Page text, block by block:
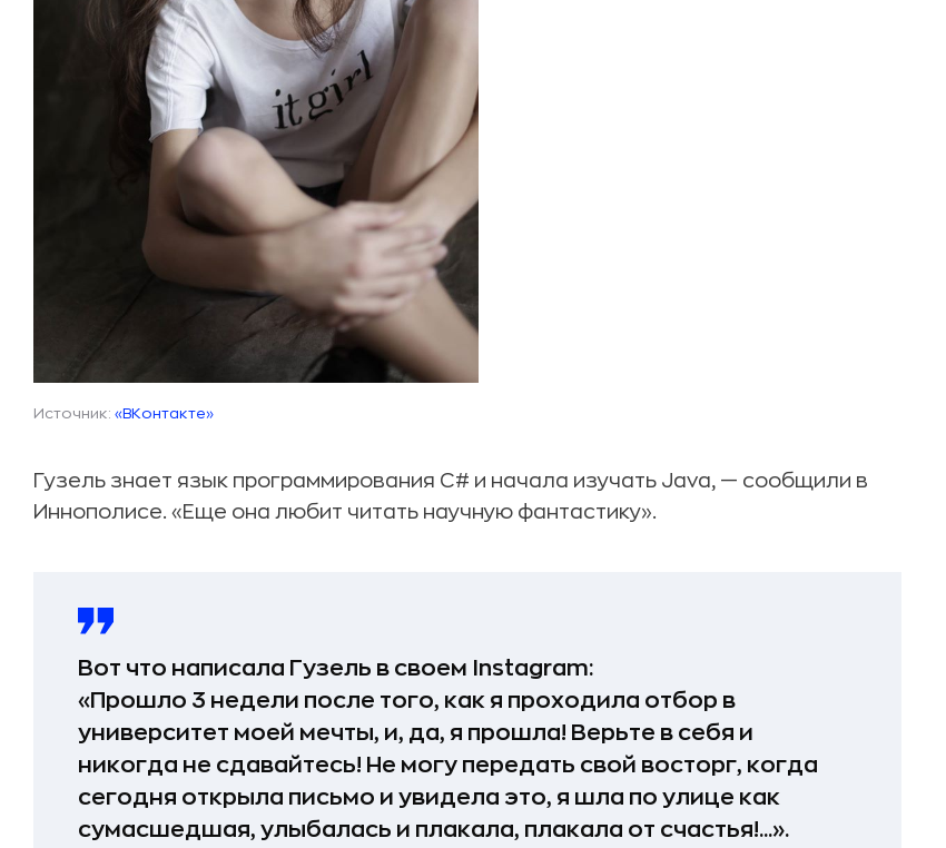
Источник: «ВКонтакте»
Гузель знает язык программирования С# и начала изучать Java, — сообщили в
Иннополисе. «Еще она любит читать научную фантастику».
Вот что написала Гузель в своем Instagram:
«Прошло 3 недели после того, как я проходила отбор в
университет моей мечты, и, да, я прошла! Верьте в себя и
никогда не сдавайтесь! Не могу передать свой восторг, когда
сегодня открыла письмо и увидела это, я шла по улице как
сумасшедшая, улыбалась и плакала, плакала от счастья!...».